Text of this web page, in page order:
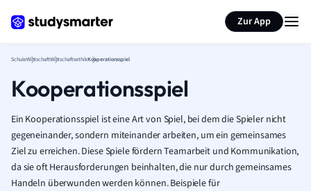
Zur App
SchuleWirtschaftWirtschaftsethikKooperationsspiel
Kooperationsspiel
Ein Kooperationsspiel ist eine Art von Spiel, bei dem die Spieler nicht
gegeneinander, sondern miteinander arbeiten, um ein gemeinsames
Ziel zu erreichen. Diese Spiele fördern Teamarbeit und Kommunikation,
da sie oft Herausforderungen beinhalten, die nur durch gemeinsames
Handeln überwunden werden können. Beispiele für
Seite zusammenfassen